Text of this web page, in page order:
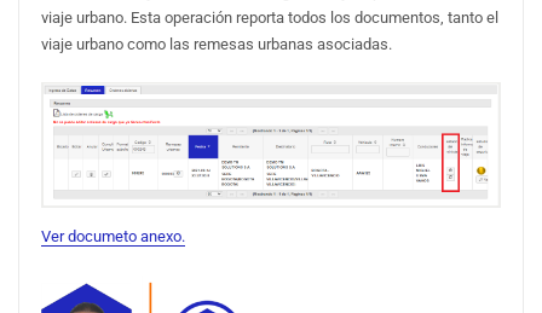
viaje urbano. Esta operación reporta todos los documentos, tanto el
viaje urbano como las remesas urbanas asociadas.
Ver documeto anexo.